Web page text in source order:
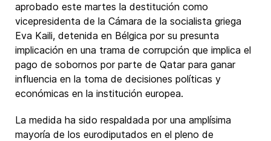
aprobado este martes la destitución como
vicepresidenta de la Cámara de la socialista griega
Eva Kaili, detenida en Bélgica por su presunta
implicación en una trama de corrupción que implica el
pago de sobornos por parte de Qatar para ganar
influencia en la toma de decisiones políticas y
económicas en la institución europea.
La medida ha sido respaldada por una amplísima
mayoría de los eurodiputados en el pleno de